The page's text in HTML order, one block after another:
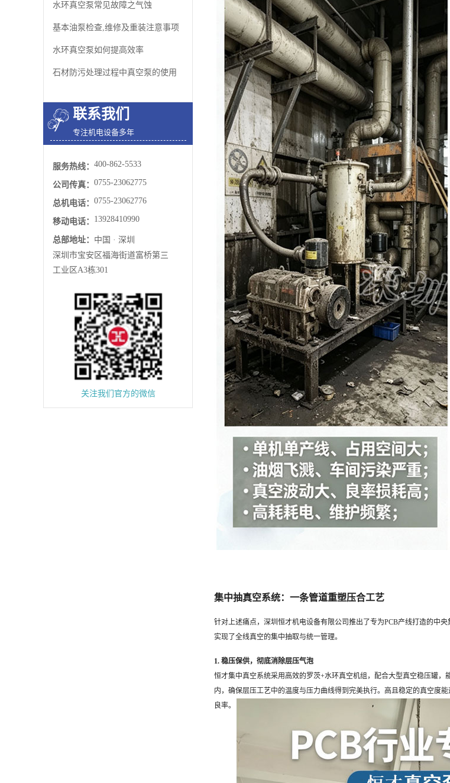
水环真空泵常见故障之气蚀
基本油泵检查,维修及重装注意事项
水环真空泵如何提高效率
石材防污处理过程中真空泵的使用
联系我们
专注机电设备多年
服务热线： 400-862-5533
公司传真： 0755-23062775
总机电话： 0755-23062776
移动电话： 13928410990
总部地址： 中国 · 深圳
深圳市宝安区福海街道富桥第三
工业区A3栋301
关注我们官方的微信
集中抽真空系统：一条管道重塑压合工艺
针对上述痛点，深圳恒才机电设备有限公司推出了专为PCB产线打造的中
实现了全线真空的集中抽取与统一管理。
1. 稳压保供，彻底消除层压气泡
恒才集中真空系统采用高效的罗茨+水环真空机组，配合大型真空稳压罐
内，确保层压工艺中的温度与压力曲线得到完美执行。高且稳定的真空度
良率。